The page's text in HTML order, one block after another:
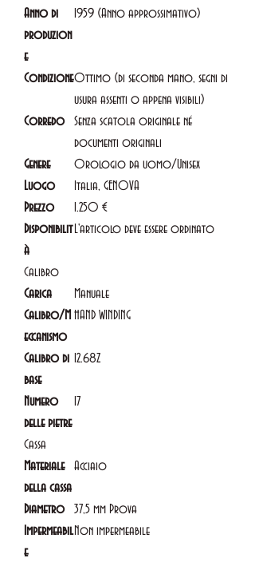
Anno di
produzion
e
1959 (Anno approssimativo)
CondizioneOttimo (di seconda mano, segni di
usura assenti o appena visibili)
Corredo
Senza scatola originale né
documenti originali
Genere
Orologio da uomo/Unisex
Luogo
Italia, GENOVA
Prezzo
1.250 €
Disponibilit
à
L'articolo deve essere ordinato
Calibro
Carica
Manuale
Calibro/M
eccanismo
HAND WINDING
Calibro di
base
12.68Z
Numero
delle pietre
17
Cassa
Materiale
della cassa
Acciaio
Diametro
37,5 mm Prova
Impermeabil
e
Non impermeabile